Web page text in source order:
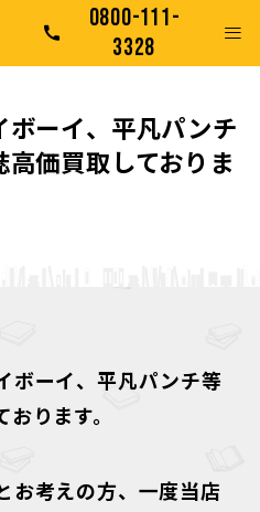
0800-111-
3328
ボーイ、平凡パンチ
価買取しておりま
ボーイ、平凡パンチ等
ります。
お考えの方、一度当店